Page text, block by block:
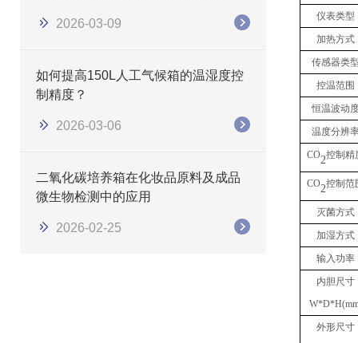
2026-03-09
如何提高150L人工气候箱的温湿度控
制精度？
2026-03-06
二氧化碳培养箱在化妆品原料及成品
微生物检测中的应用
2026-02-25
仪表类型
加热方式
传感器类
控温范围
恒温波动
温度分辨
CO2控制精
CO2控制范
灭菌方式
加湿方式
输入功率
内胆尺寸
外形尺寸